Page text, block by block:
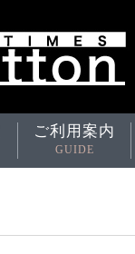
ご利用案内
GUIDE